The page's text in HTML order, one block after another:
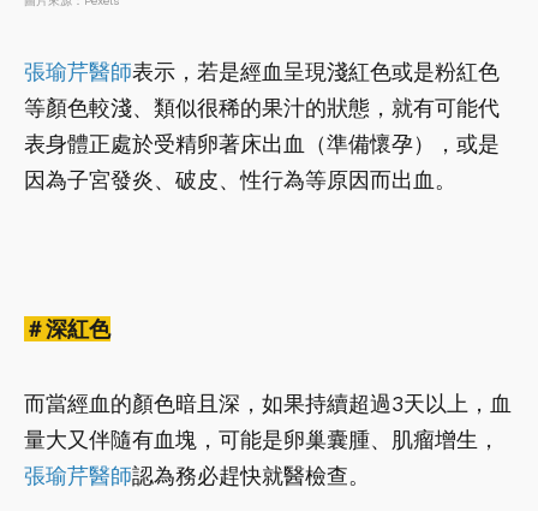
張瑜芹醫師表示，若是經血呈現淺紅色或是粉紅色
等顏色較淺、類似很稀的果汁的狀態，就有可能代
表身體正處於受精卵著床出血（準備懷孕），或是
因為子宮發炎、破皮、性行為等原因而出血。
＃深紅色
而當經血的顏色暗且深，如果持續超過3天以上，血
量大又伴隨有血塊，可能是卵巢囊腫、肌瘤增生，
張瑜芹醫師認為務必趕快就醫檢查。